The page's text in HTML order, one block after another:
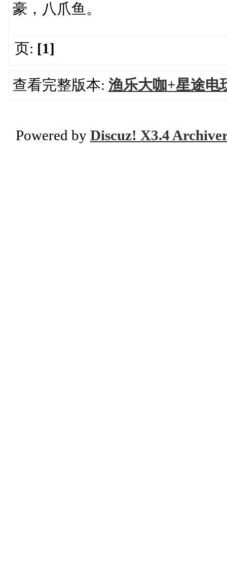
豪，八爪鱼。
页: [1]
查看完整版本: 渔乐大咖+星途电
Powered by Discuz! X3.4